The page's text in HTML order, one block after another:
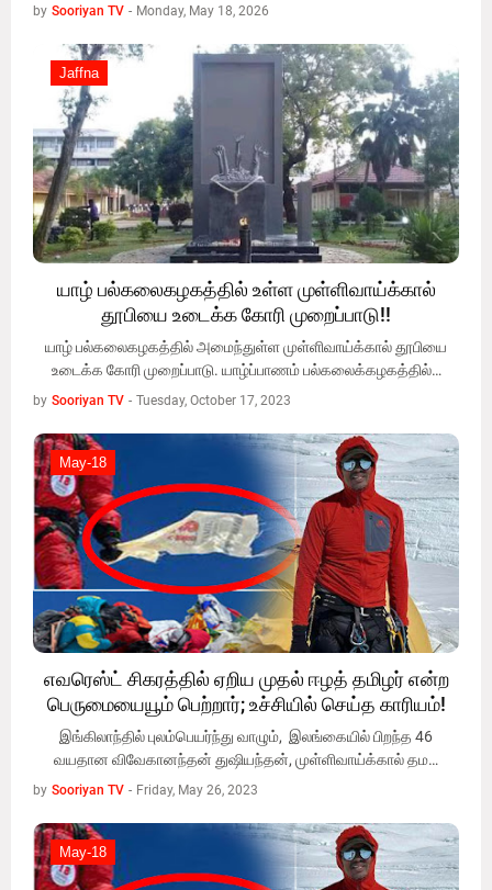
by Sooriyan TV - Monday, May 18, 2026
Jaffna
Jaffna
யாழ் பல்கலைகழகத்தில் உள்ள முள்ளிவாய்க்கால்
தூபியை உடைக்க கோரி முறைப்பாடு!!
யாழ் பல்கலைகழகத்தில் அமைந்துள்ள முள்ளிவாய்க்கால் தூபியை
உடைக்க கோரி முறைப்பாடு. யாழ்ப்பாணம் பல்கலைக்கழகத்தில்…
by Sooriyan TV - Tuesday, October 17, 2023
May-18
May-18
எவரெஸ்ட் சிகரத்தில் ஏறிய முதல் ஈழத் தமிழர் என்ற
பெருமையையூம் பெற்றார்; உச்சியில் செய்த காரியம்!
இங்கிலாந்தில் புலம்பெயர்ந்து வாழும், இலங்கையில் பிறந்த 46
வயதான விவேகானந்தன் துஷியந்தன், முள்ளிவாய்க்கால் தம…
by Sooriyan TV - Friday, May 26, 2023
May-18
May-18